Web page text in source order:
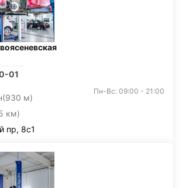
01
(930 м)
км)
Пн-Вс: 09:00 - 21:00
пр, 8с1